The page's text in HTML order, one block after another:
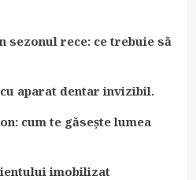
sezonul rece: ce trebuie să
aparat dentar invizibil.
cum te găsește lumea
imobilizat